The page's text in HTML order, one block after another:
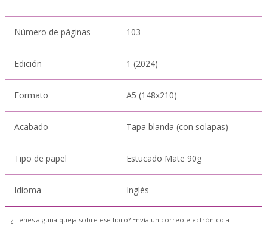
Número de páginas 103
Edición 1 (2024)
Formato A5 (148x210)
Acabado Tapa blanda (con solapas)
Tipo de papel Estucado Mate 90g
Idioma Inglés
¿Tienes alguna queja sobre ese libro? Envía un correo electrónico a